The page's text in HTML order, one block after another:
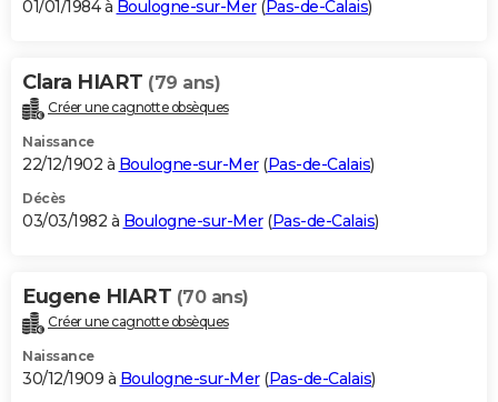
01/01/1984 à Boulogne-sur-Mer(Pas-de-Calais)
Clara HIART (79 ans)
Créer une cagnotte obsèques
Naissance
22/12/1902 à Boulogne-sur-Mer(Pas-de-Calais)
Décès
03/03/1982 à Boulogne-sur-Mer(Pas-de-Calais)
Eugene HIART (70 ans)
Créer une cagnotte obsèques
Naissance
30/12/1909 à Boulogne-sur-Mer(Pas-de-Calais)